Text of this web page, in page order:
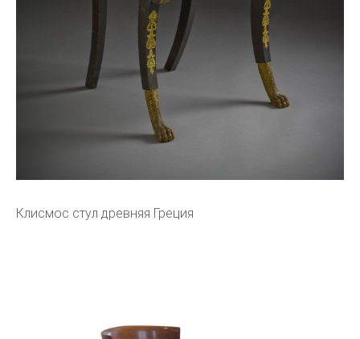
Клисмос стул древняя Греция